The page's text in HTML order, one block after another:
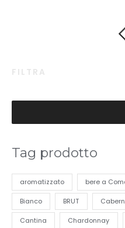
FILTRA
Tag prodotto
aromatizzato bere a
Bianco BRUT
Cantina Chardonnay